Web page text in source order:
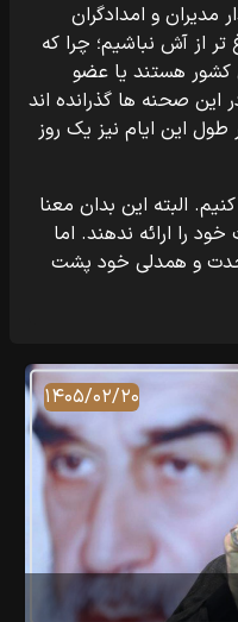
و امدادگران
از آش نباشیم؛ چرا که
کشور هستند یا عضو
این صحنه ها گذرانده اند
طول این ایام نیز یک روز
البته این بدان معنا
را ارائه ندهند. اما
و همدلی خود پشت
۱۴۰۵/۰۲/۲۰